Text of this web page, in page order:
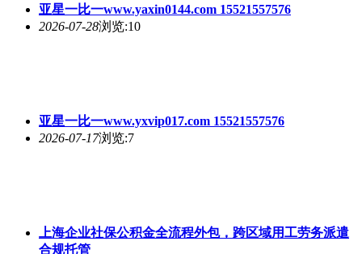
亚星一比一www.yaxin0144.com 15521557576
2026-07-28浏览:10
亚星一比一www.yxvip017.com 15521557576
2026-07-17浏览:7
上海企业社保公积金全流程外包，跨区域用工劳务派遣
合规托管